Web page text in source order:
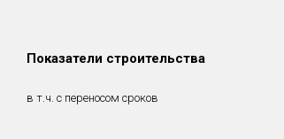
Показатели строительства
в т.ч. с переносом сроков
Сдано в 2018
0 м²
Сдано в 2019
0 м²